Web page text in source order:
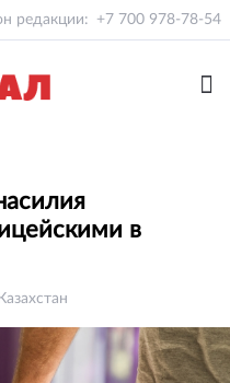
редакции: +7 700 978-78-54
в